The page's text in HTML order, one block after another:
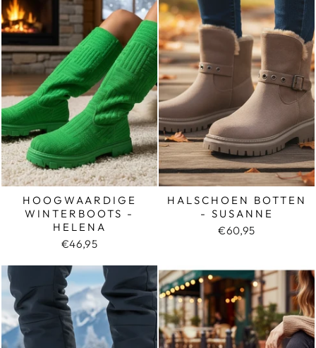
HOOGWAARDIGE
WINTERBOOTS -
HELENA
€46,95
HALSCHOEN BOTTEN
- SUSANNE
€60,95